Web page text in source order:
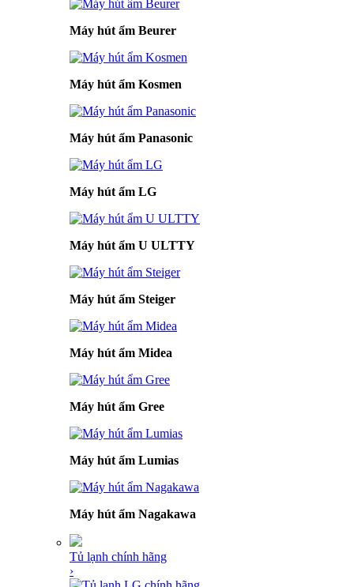
Máy hút ẩm Beurer
Máy hút ẩm Kosmen
Máy hút ẩm Panasonic
Máy hút ẩm LG
Máy hút ẩm U ULTTY
Máy hút ẩm Steiger
Máy hút ẩm Midea
Máy hút ẩm Gree
Máy hút ẩm Lumias
Máy hút ẩm Nagakawa
Tủ lạnh chính hãng
›